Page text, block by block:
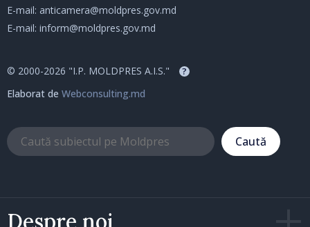
Despre noi
E-mail: anticamera@moldpres.gov.md
E-mail: inform@moldpres.gov.md
© 2000-2026 "I.P. MOLDPRES A.I.S." ?
Elaborat de Webconsulting.md
Caută